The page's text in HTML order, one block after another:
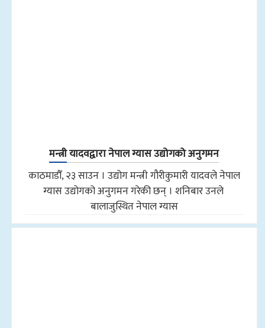
मन्त्री यादवद्वारा नेपाल ग्यास उद्योगको अनुगमन
काठमाडौँ, २३ साउन । उद्योग मन्त्री गौरीकुमारी यादवले नेपाल
ग्यास उद्योगको अनुगमन गरेकी छन् । शनिबार उनले
बालाजुस्थित नेपाल ग्यास